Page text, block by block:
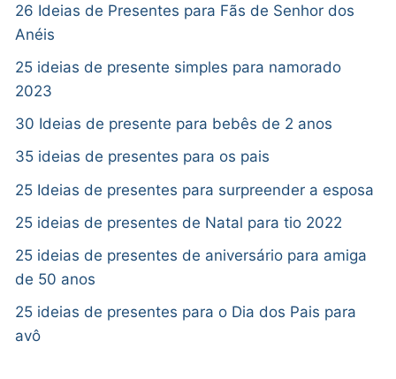
26 Ideias de Presentes para Fãs de Senhor dos
Anéis
25 ideias de presente simples para namorado
2023
30 Ideias de presente para bebês de 2 anos
35 ideias de presentes para os pais
25 Ideias de presentes para surpreender a esposa
25 ideias de presentes de Natal para tio 2022
25 ideias de presentes de aniversário para amiga
de 50 anos
25 ideias de presentes para o Dia dos Pais para
avô